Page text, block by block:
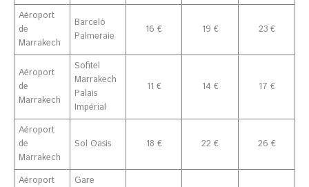
Aéroport
de
Marrakech
Barceló
Palmeraie
16 € 19 € 23 €
Aéroport
de
Marrakech
Sofitel
Marrakech
Palais
Impérial
11 € 14 € 17 €
Aéroport
de
Marrakech
Sol Oasis 18 € 22 € 26 €
Aéroport
Gare